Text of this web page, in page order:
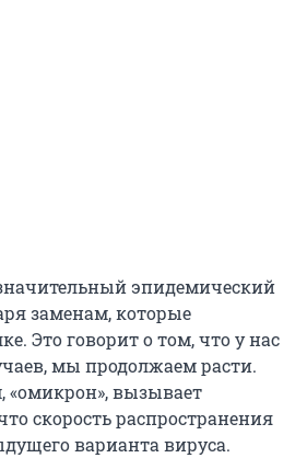
эпидемический
заменам, которые
Это говорит о том, что у нас
мы продолжаем расти.
вызывает
скорость распространения
варианта вируса.